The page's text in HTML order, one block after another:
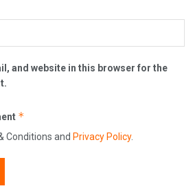
and website in this browser for the
*
Conditions and Privacy Policy.